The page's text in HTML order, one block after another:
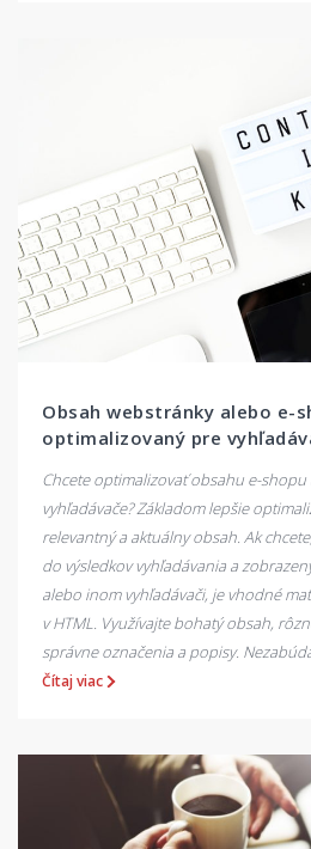
Obsah webstránky alebo e-
optimalizovaný pre
Chcete optimalizovať obsahu e-
vyhľadávače? Základom lepšie
relevantný a aktuálny obsah. Ak
do výsledkov vyhľadávania a
alebo inom vyhľadávači, je vhodné
v HTML. Využívajte bohatý obsah,
správne označenia a popisy.
Čítaj viac